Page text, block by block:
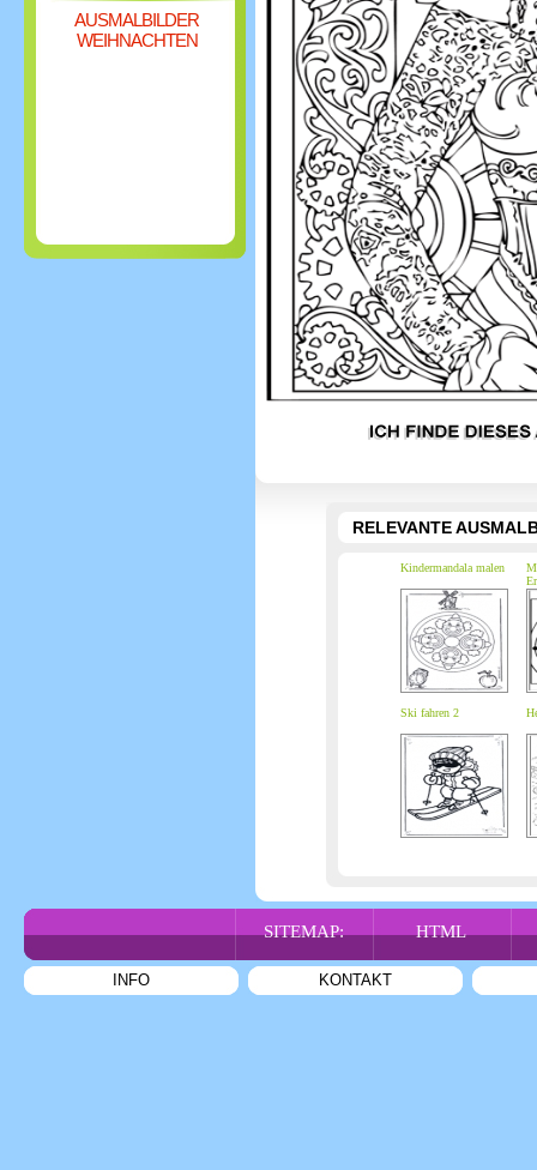
AUSMALBILDER
WEIHNACHTEN
RELEVANTE
Kindermandala malen
Ski fahren 2
SITEMAP: HTML
INFO KONTAKT